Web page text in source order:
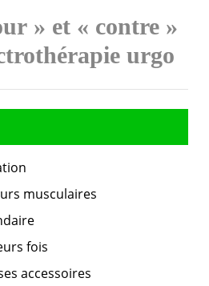
» et « contre »
urgo
musculaires
fois
accessoires